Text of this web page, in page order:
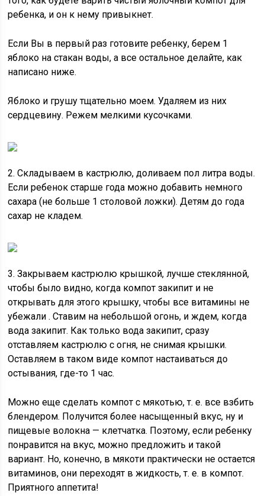
ребенка, и он к нему привыкнет.
Если Вы в первый раз готовите ребенку, берем 1
яблоко на стакан воды, а все остальное делайте, как
написано ниже.
Яблоко и грушу тщательно моем. Удаляем из них
сердцевину. Режем мелкими кусочками.
2. Складываем в кастрюлю, доливаем пол литра воды.
Если ребенок старше года можно добавить немного
сахара (не больше 1 столовой ложки). Детям до года
сахар не кладем.
3. Закрываем кастрюлю крышкой, лучше стеклянной,
чтобы было видно, когда компот закипит и не
открывать для этого крышку, чтобы все витамины не
убежали . Ставим на небольшой огонь, и ждем, когда
вода закипит. Как только вода закипит, сразу
отставляем кастрюлю с огня, не снимая крышки.
Оставляем в таком виде компот настаиваться до
остывания, где-то 1 час.
Можно еще сделать компот с мякотью, т. е. все взбить
блендером. Получится более насыщенный вкус, ну и
пищевые волокна — клетчатка. Поэтому, если ребенку
понравится на вкус, можно предложить и такой
вариант. Но, конечно, в мякоти практически не остается
витаминов, они переходят в жидкость, т. е. в компот.
Приятного аппетита!